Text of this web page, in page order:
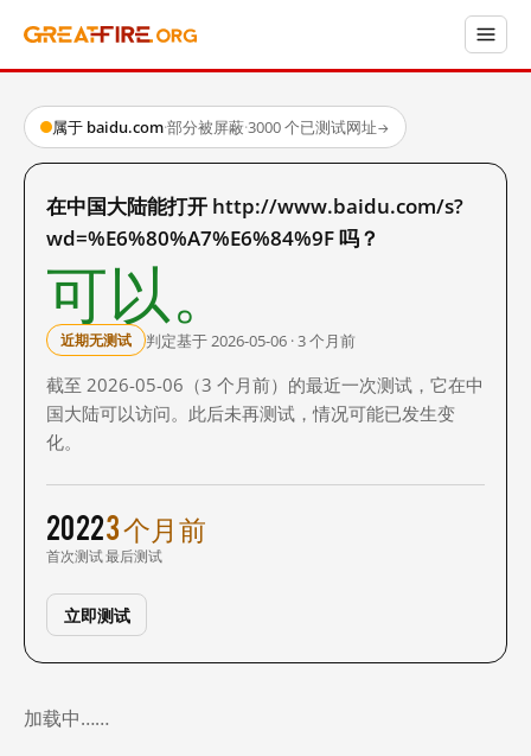
属于 baidu.com·部分被屏蔽·3000 个已测试网址→
在中国大陆能打开 http://www.baidu.com/s?
wd=%E6%80%A7%E6%84%9F 吗？
可以。
近期无测试 判定基于 2026-05-06 · 3 个月前
截至 2026-05-06（3 个月前）的最近一次测试，它在中
国大陆可以访问。此后未再测试，情况可能已发生变
化。
2022
首次测试
3 个月前
最后测试
立即测试
加载中……